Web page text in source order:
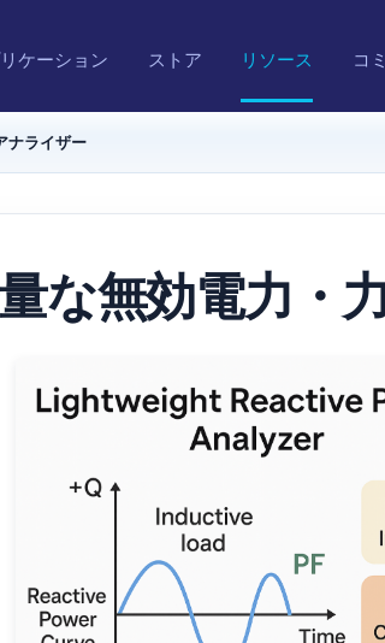
ケーション ストア リソース コ
ナライザー
な無効電力・